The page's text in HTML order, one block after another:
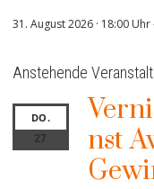
31. August 2026 · 18:00 Uhr
Anstehende
DO.
27
nst